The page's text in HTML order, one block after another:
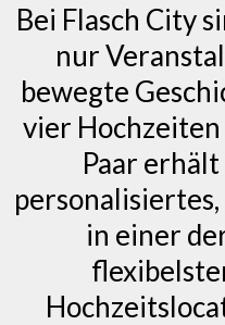
Bei Flasch City
nur
bewegte
vier Hochzeiten
Paar
in einer